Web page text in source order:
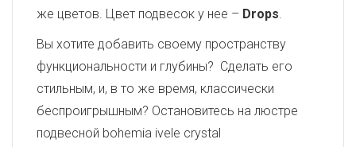
же цветов. Цвет подвесок у нее – Drops.
Вы хотите добавить своему пространству
функциональности и глубины? Сделать его
стильным, и, в то же время, классически
беспроигрышным? Остановитесь на люстре
подвесной bohemia ivele crystal